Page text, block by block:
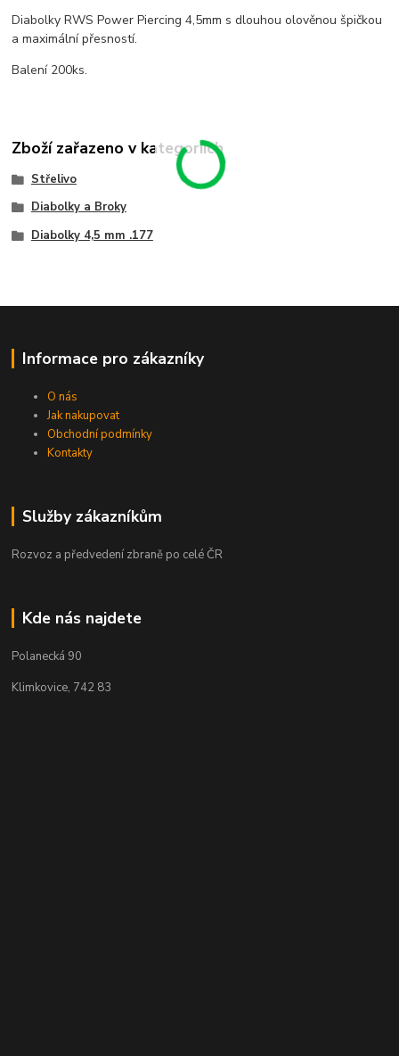
Diabolky RWS Power Piercing 4,5mm s dlouhou olověnou špičkou
a maximální přesností.
Balení 200ks.
Zboží zařazeno v kategoriích
Střelivo
Diabolky a Broky
Diabolky 4,5 mm .177
Informace pro zákazníky
O nás
Jak nakupovat
Obchodní podmínky
Kontakty
Služby zákazníkům
Rozvoz a předvedení zbraně po celé ČR
Kde nás najdete
Polanecká 90
Klimkovice, 742 83